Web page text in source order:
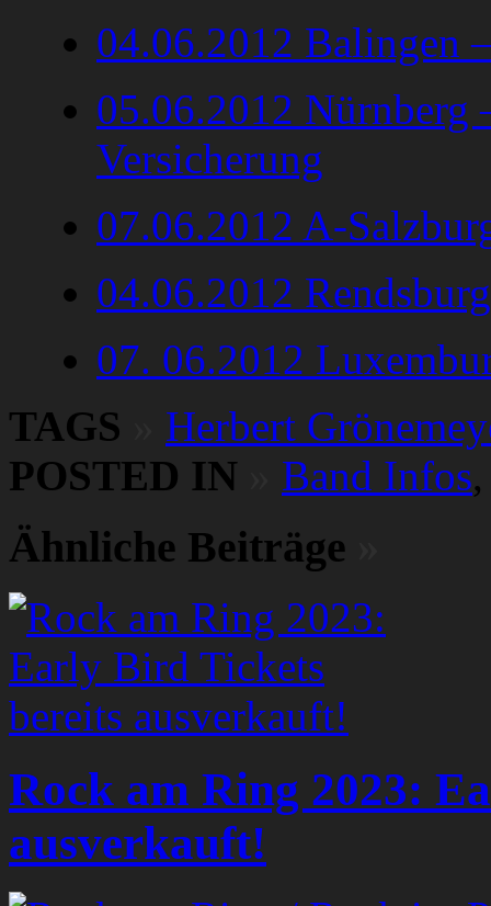
04.06.2012 Balingen
05.06.2012 Nürnberg
Versicherung
07.06.2012 A-
04.06.2012
07. 06.2012
TAGS
Herbert
POSTED IN
Band Infos
Ähnliche Beiträge
Rock am Ring 2023:
ausverkauft!